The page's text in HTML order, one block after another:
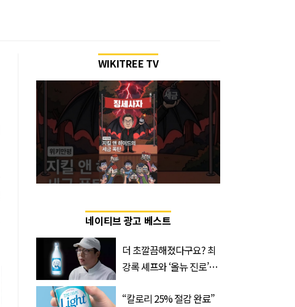
WIKITREE TV
네이티브 광고 베스트
더 초깔끔해졌다구요? 최
강록 셰프와 ‘올뉴 진로’의
“칼로리 25% 절감 완료”